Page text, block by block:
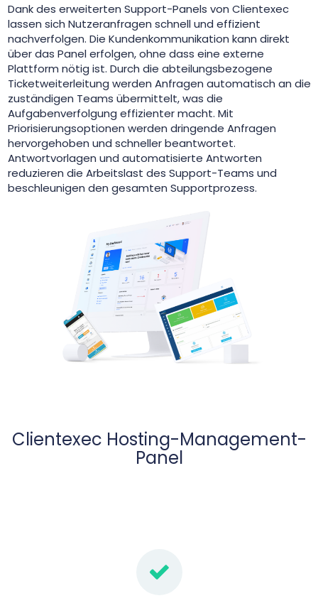
Dank des erweiterten Support-Panels von Clientexec
lassen sich Nutzeranfragen schnell und effizient
nachverfolgen. Die Kundenkommunikation kann direkt
über das Panel erfolgen, ohne dass eine externe
Plattform nötig ist. Durch die abteilungsbezogene
Ticketweiterleitung werden Anfragen automatisch an die
zuständigen Teams übermittelt, was die
Aufgabenverfolgung effizienter macht. Mit
Priorisierungsoptionen werden dringende Anfragen
hervorgehoben und schneller beantwortet.
Antwortvorlagen und automatisierte Antworten
reduzieren die Arbeitslast des Support-Teams und
beschleunigen den gesamten Supportprozess.
Clientexec Hosting-Management-
Panel